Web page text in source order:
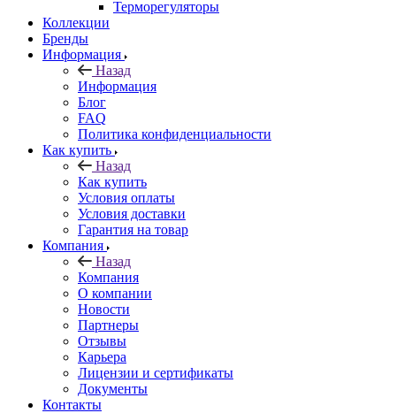
Терморегуляторы
Коллекции
Бренды
Информация
Назад
Информация
Блог
FAQ
Политика конфиденциальности
Как купить
Назад
Как купить
Условия оплаты
Условия доставки
Гарантия на товар
Компания
Назад
Компания
О компании
Новости
Партнеры
Отзывы
Карьера
Лицензии и сертификаты
Документы
Контакты